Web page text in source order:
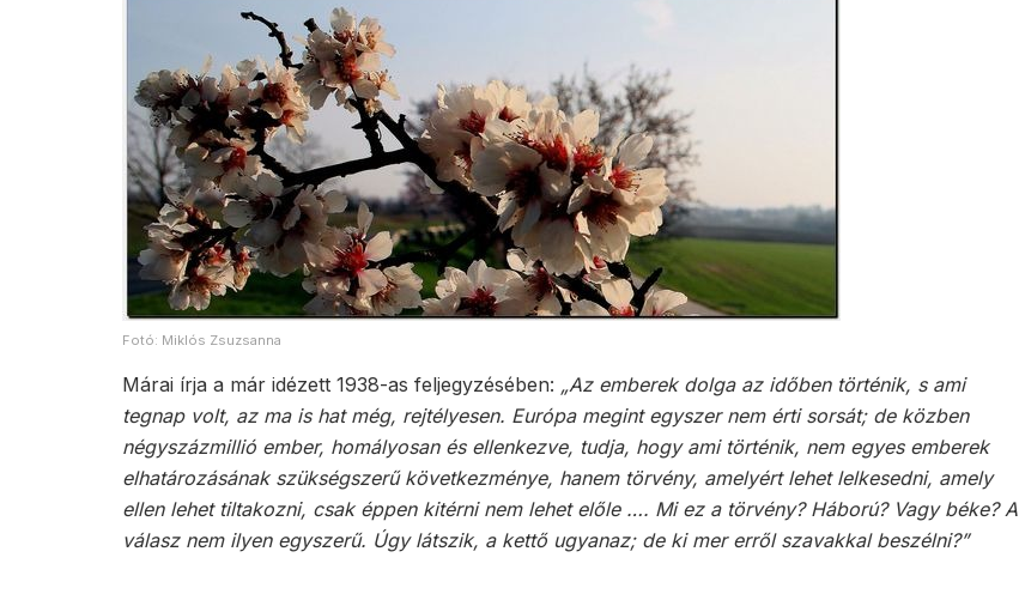
Fotó: Miklós Zsuzsanna
Márai írja a már idézett 1938-as feljegyzésében: „Az emberek dolga az időben történik, s ami
tegnap volt, az ma is hat még, rejtélyesen. Európa megint egyszer nem érti sorsát; de közben
négyszázmillió ember, homályosan és ellenkezve, tudja, hogy ami történik, nem egyes emberek
elhatározásának szükségszerű következménye, hanem törvény, amelyért lehet lelkesedni, amely
ellen lehet tiltakozni, csak éppen kitérni nem lehet előle …. Mi ez a törvény? Háború? Vagy béke? A
válasz nem ilyen egyszerű. Úgy látszik, a kettő ugyanaz; de ki mer erről szavakkal beszélni?”